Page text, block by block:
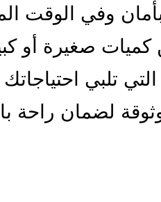
وفي الوقت
صغيرة أو
تلبي
لضمان راحة